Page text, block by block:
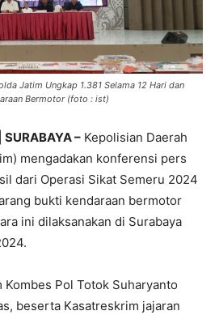
Jatim Ungkap 1.381 Selama 12 Hari dan
Bermotor (foto : ist)
– Kepolisian Daerah
mengadakan konferensi pers
dari Operasi Sikat Semeru 2024
bukti kendaraan bermotor
ini dilaksanakan di Surabaya
Pol Totok Suharyanto
beserta Kasatreskrim jajaran